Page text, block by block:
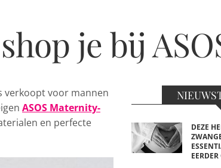
je bij
verkooptvoor mannen
ASOS Maternity-
en perfecte
DEZE